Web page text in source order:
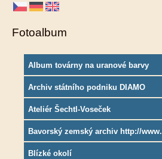
Fotoalbum
Album továrny na uranové barvy
Archiv státního podniku DIAMO
Ateliér Šechtl-Voseček
Bavorský zemský archiv http://
Blízké okolí